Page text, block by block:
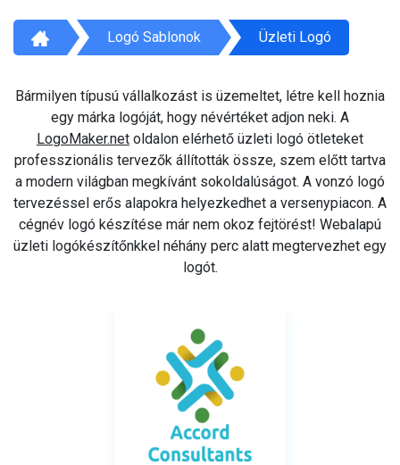
Logó Sablonok Üzleti Logó
Bármilyen típusú vállalkozást is üzemeltet, létre kell hoznia
egy márka logóját, hogy névértéket adjon neki. A
LogoMaker.net oldalon elérhető üzleti logó ötleteket
professzionális tervezők állították össze, szem előtt tartva
a modern világban megkívánt sokoldalúságot. A vonzó logó
tervezéssel erős alapokra helyezkedhet a versenypiacon. A
cégnév logó készítése már nem okoz fejtörést! Webalapú
üzleti logókészítőnkkel néhány perc alatt megtervezhet egy
logót.